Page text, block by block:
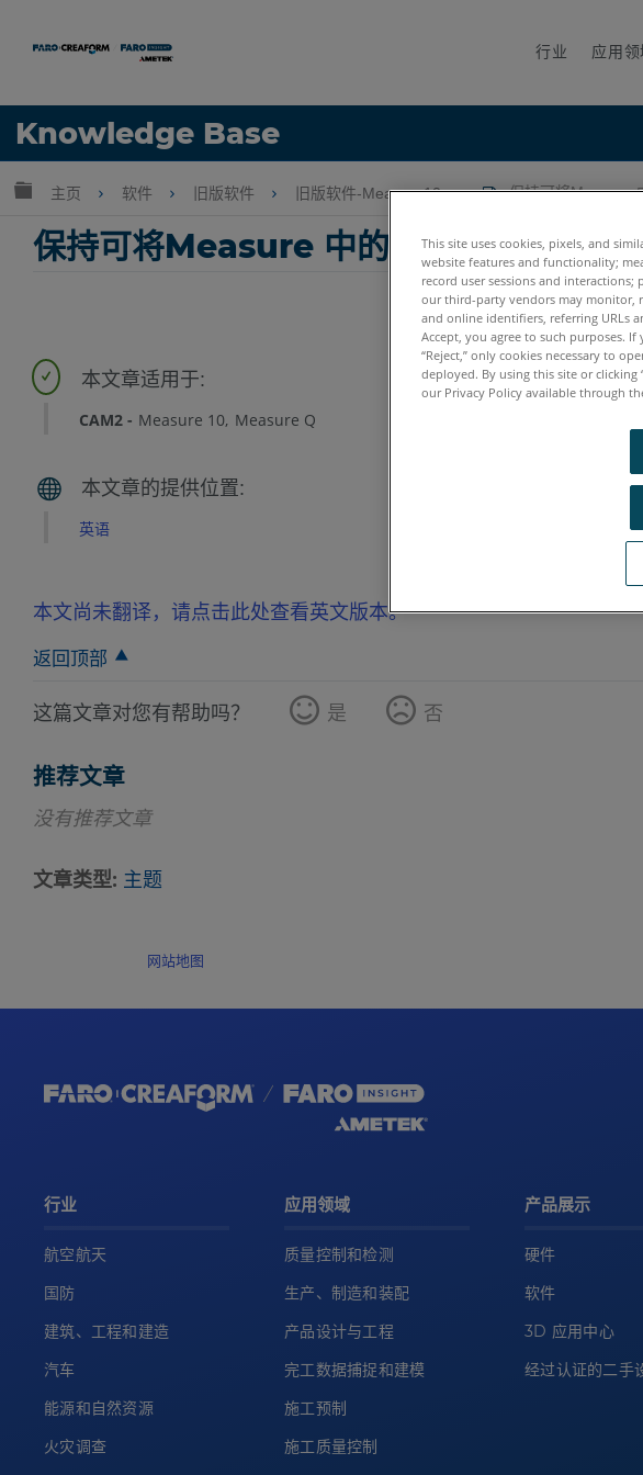
行业 应用领
Knowledge Base
语言
扩展/隐缩全局层次
主页 软件 旧版软件 旧版软件-Measure10 保持可将Measure
保持可将Measure 中的标称值与实际零
CAM2 Measure 10 Measure Q
英语
本文尚未翻译，请点击此处查看英文版本。
返回顶部
这篇文章对您有帮助吗？ 是 否
推荐文章
没有推荐文章
文章类型 主题
网站地图
行业
航空航天
国防
建筑、工程和建造
汽车
能源和自然资源
火灾调查
应用领域
质量控制和检测
生产、制造和装配
产品设计与工程
完工数据捕捉和建模
施工预制
施工质量控制
产品展示
硬件
软件
3D 应用中心
经过认证的二手
This site uses cookies, pixels, and
website features and functionality;
record user sessions and
our third-party vendors may monitor,
and online identifiers, referring URLs
Accept, you agree to such purposes.
“Reject,” only cookies necessary to
deployed. By using this site or clicking
our Privacy Policy available through